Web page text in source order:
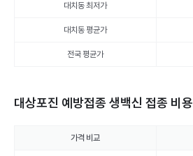
대치동 최저가
대치동 평균가
전국 평균가
대상포진 예방접종 생백신 접종 비용
가격 비교